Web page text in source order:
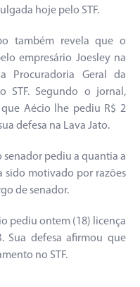
hoje pelo STF.
também revela que o
empresário Joesley na
Procuradoria Geral da
STF. Segundo o jornal,
Aécio lhe pediu R$ 2
defesa na Lava Jato.
pediu a quantia a
sido motivado por razões
de senador.
pediu ontem (18) licença
Sua defesa afirmou que
no STF.